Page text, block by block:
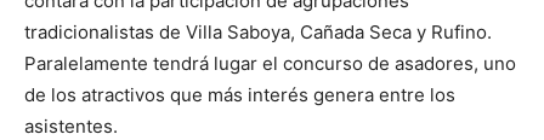
tradicionalistas de Villa Saboya, Cañada Seca y Rufino.
Paralelamente tendrá lugar el concurso de asadores, uno
de los atractivos que más interés genera entre los
asistentes.